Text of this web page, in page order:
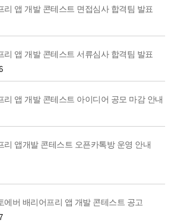
리 앱 개발 콘테스트 면접심사 합격팀 발표
리 앱 개발 콘테스트 서류심사 합격팀 발표
리 앱 개발 콘테스트 아이디어 공모 마감 안내
리 앱개발 콘테스트 오픈카톡방 운영 안내
에버 배리어프리 앱 개발 콘테스트 공고